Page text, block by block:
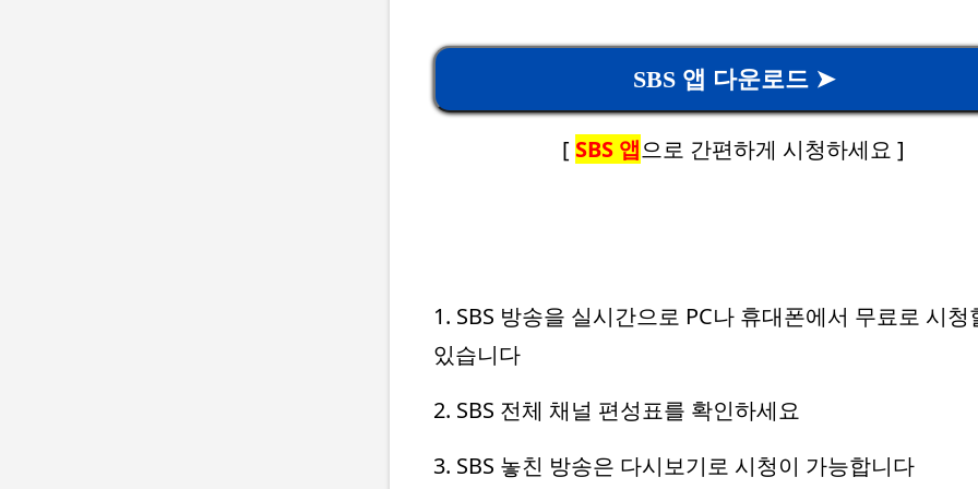
SBS 앱 다운로드 ➤
[ SBS 앱으로 간편하게 시청하세요 ]
1. SBS 방송을 실시간으로 PC나 휴대폰에서 무료로 시청
있습니다
2. SBS 전체 채널 편성표를 확인하세요
3. SBS 놓친 방송은 다시보기로 시청이 가능합니다